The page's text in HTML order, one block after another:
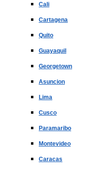
Cali
Cartagena
Quito
Guayaquil
Georgetown
Asuncion
Lima
Cusco
Paramaribo
Montevideo
Caracas